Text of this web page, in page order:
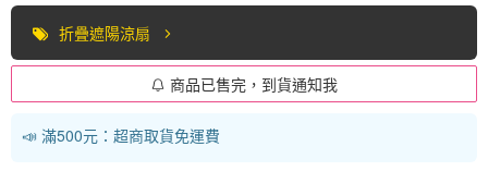
折疊遮陽涼扇
商品已售完，到貨通知我
📣 滿500元：超商取貨免運費